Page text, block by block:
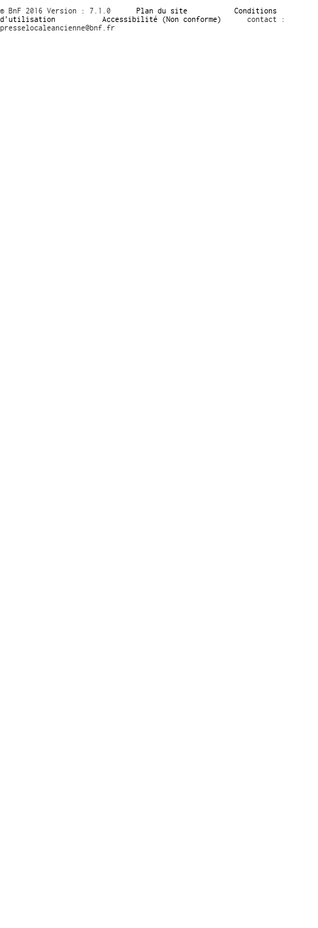
© BnF 2016 Version : 7.1.0 Plan du site
Conditions
d’utilisation
Accessibilité (Non conforme)
contact :
presselocaleancienne@bnf.fr